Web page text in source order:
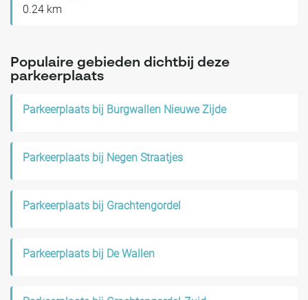
0.24 km
Populaire gebieden dichtbij deze
parkeerplaats
Parkeerplaats bij Burgwallen Nieuwe Zijde
Parkeerplaats bij Negen Straatjes
Parkeerplaats bij Grachtengordel
Parkeerplaats bij De Wallen